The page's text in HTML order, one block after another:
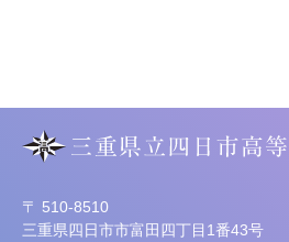
〒 510-8510
三重県四日市市富田四丁目1番43号